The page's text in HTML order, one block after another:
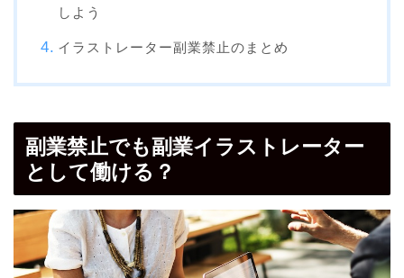
しよう
イラストレーター副業禁止のまとめ
副業禁止でも副業イラストレーター
として働ける？